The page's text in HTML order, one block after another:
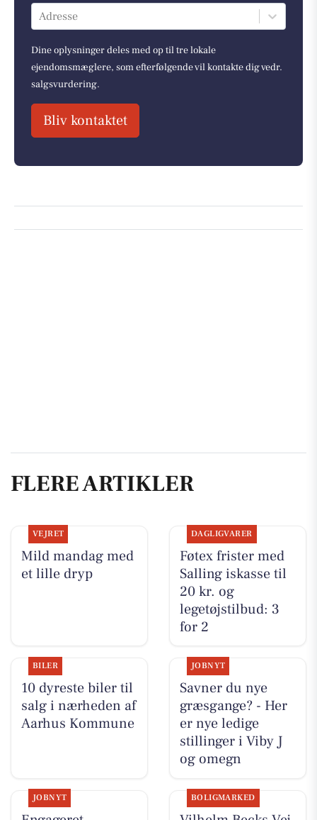
Adresse
Dine oplysninger deles med op til tre lokale
ejendomsmæglere, som efterfølgende vil kontakte dig vedr.
salgsvurdering.
Bliv kontaktet
FLERE ARTIKLER
VEJRET
Mild mandag med
et lille dryp
DAGLIGVARER
Føtex frister med
Salling iskasse til
20 kr. og
legetøjstilbud: 3
for 2
BILER
10 dyreste biler til
salg i nærheden af
Aarhus Kommune
JOBNYT
Savner du nye
græsgange? - Her
er nye ledige
stillinger i Viby J
og omegn
JOBNYT BOLIGMARKED